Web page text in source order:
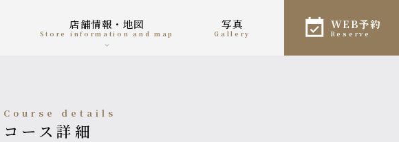
店舗情報・地図
Store information and map
写真
gallery
WEB予約
reserve
course details
コース詳細